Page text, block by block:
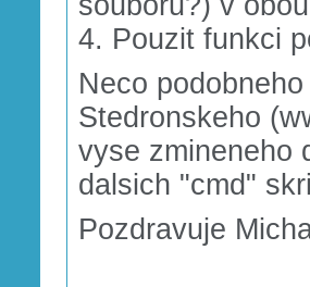
4. Pouzit funkci
Neco
Stedronskeho
vyse zmineneho
dalsich "cmd"
Pozdravuje